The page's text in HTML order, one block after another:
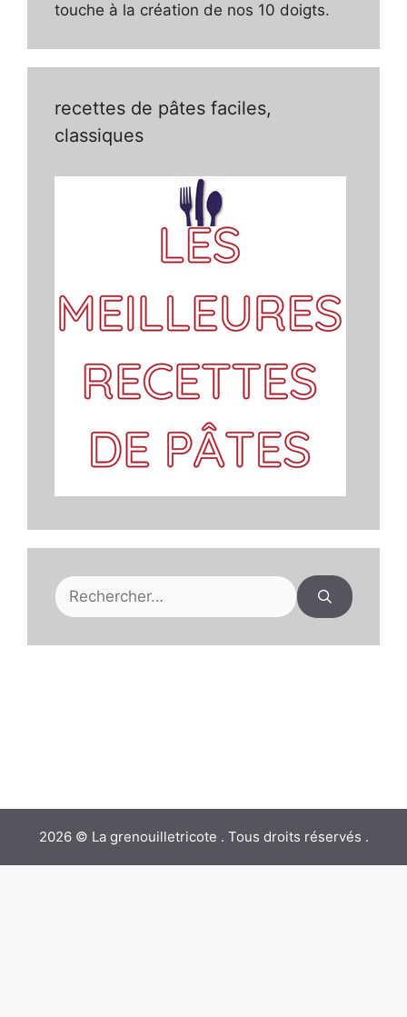
touche à la création de nos 10 doigts.
recettes de pâtes faciles,
classiques
Rechercher :
2026 © La grenouilletricote . Tous droits réservés .